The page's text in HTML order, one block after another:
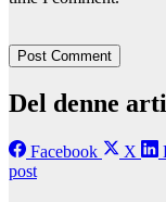
Del denne
Facebook X
post